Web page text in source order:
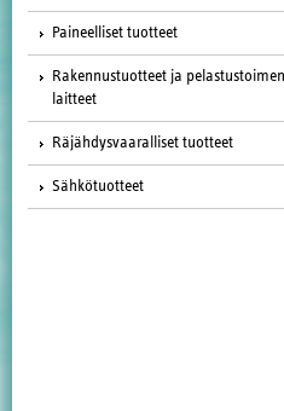
Paineelliset tuotteet
Rakennustuotteet ja pelastustoimen
laitteet
Räjähdysvaaralliset tuotteet
Sähkötuotteet